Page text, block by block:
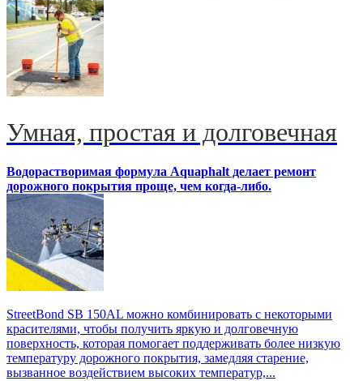
Умная, простая и долговечная
Водорастворимая формула Aquaphalt делает ремонт
дорожного покрытия проще, чем когда-либо.
StreetBond SB 150AL можно комбинировать с некоторыми
красителями, чтобы получить яркую и долговечную
поверхность, которая помогает поддерживать более низкую
температуру дорожного покрытия, замедляя старение,
вызванное воздействием высоких температур,...